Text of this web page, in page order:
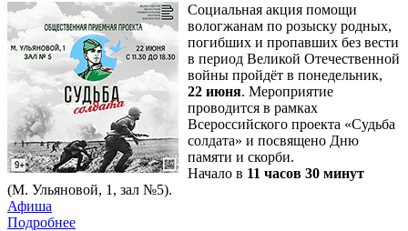
Социальная акция помощи
вологжанам по розыску родных,
погибших и пропавших без вести
в период Великой Отечественной
войны пройдёт в понедельник,
22 июня. Мероприятие
проводится в рамках
Всероссийского проекта «Судьба
солдата» и посвящено Дню
памяти и скорби.
Начало в 11 часов 30 минут
(М. Ульяновой, 1, зал №5).
Афиша
Подробнее